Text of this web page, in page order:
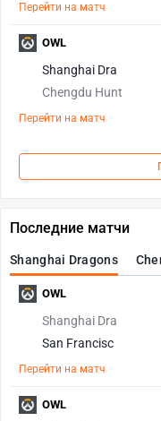
Перейти на матч
Shanghai Dra
Chengdu Hunt
Перейти на матч
OWL
Последние матчи
Shanghai Dragons
Shanghai Dra
San Francisc
Перейти на матч
OWL
OWL